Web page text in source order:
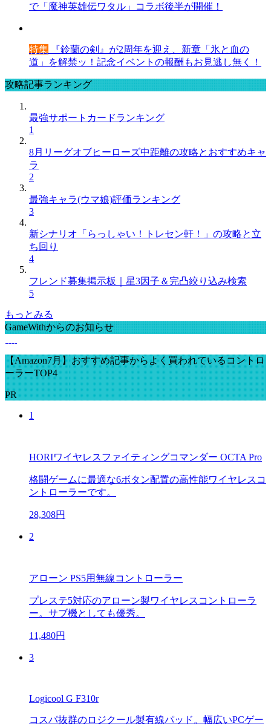
で「魔神英雄伝ワタル」コラボ後半が開催！
特集 『鈴蘭の剣』が2周年を迎え、新章「氷と血の
道」を解禁ッ！記念イベントの報酬もお見逃し無く！
攻略記事ランキング
最強サポートカードランキング
1
8月リーグオブヒーローズ中距離の攻略とおすすめキャ
ラ
2
最強キャラ(ウマ娘)評価ランキング
3
新シナリオ「らっしゃい！トレセン軒！」の攻略と立
ち回り
4
フレンド募集掲示板｜星3因子＆完凸絞り込み検索
5
もっとみる
GameWithからのお知らせ
【Amazon7月】おすすめ記事からよく買われているコントロ
ーラーTOP4
PR
1
HORIワイヤレスファイティングコマンダー OCTA Pro
格闘ゲームに最適な6ボタン配置の高性能ワイヤレスコ
ントローラーです。
28,308円
2
アローン PS5用無線コントローラー
プレステ5対応のアローン製ワイヤレスコントローラ
ー。サブ機としても優秀。
11,480円
3
Logicool G F310r
コスパ抜群のロジクール製有線パッド。幅広いPCゲー